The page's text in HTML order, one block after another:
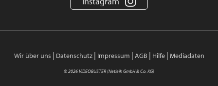
Wir über uns | Datenschutz| Impressum | AGB | Hilfe| Mediadaten
© 2026 VIDEOBUSTER (Netleih GmbH & Co. KG)